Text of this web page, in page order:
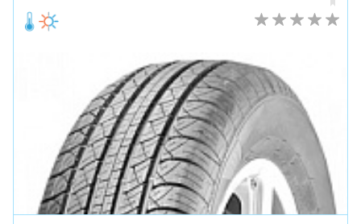
ДЛЯ ГРУЗОВЫХ АВТО
ДЛЯ ЛЕГКОВЫХ АВТО
ШИНЫ
ДИСКИ
АККУМУЛЯТОРЫ